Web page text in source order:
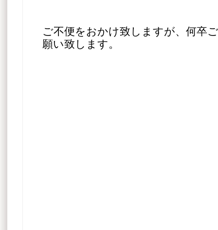
ご不便をおかけ致しますが、何卒
願い致します。